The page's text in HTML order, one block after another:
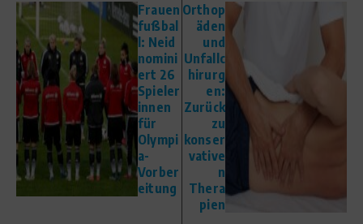
Frauen
fußbal
l: Neid
nomini
ert 26
Spieler
innen
für
Olympi
a-
Vorber
eitung
Orthop
äden
und
Unfallc
hirurg
en:
Zurück
zu
konser
vative
n
Thera
pien